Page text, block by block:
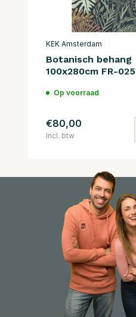
KEK Amsterdam
Botanisch behang
100x280cm FR-025
Op voorraad
€80,00
Incl. btw